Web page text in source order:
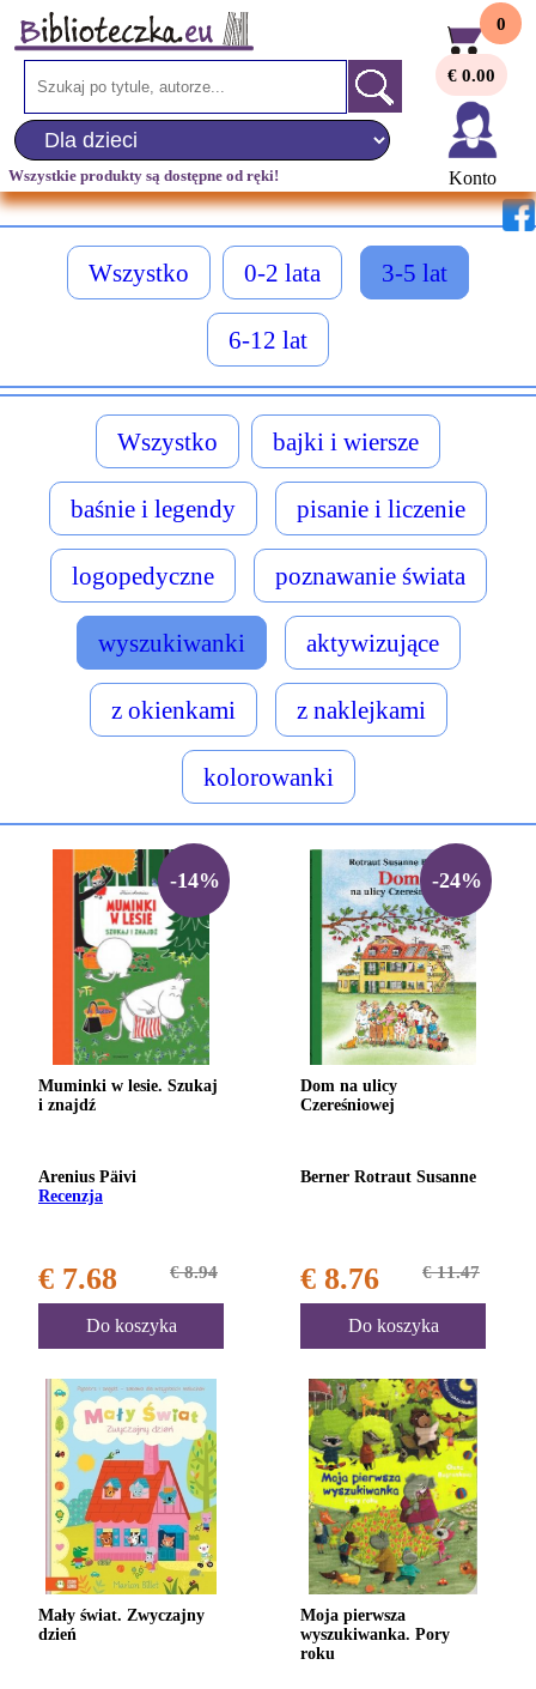
Wszystkie produkty są dostępne od ręki!
0
€ 0.00
Konto
Wszystko 0-2 lata 3-5 lat
6-12 lat
Wszystko bajki i wiersze
baśnie i legendy pisanie i liczenie
logopedyczne poznawanie świata
wyszukiwanki aktywizujące
z okienkami z naklejkami
kolorowanki
Muminki w lesie. Szukaj
i znajdź
Arenius Päivi
Recenzja
€ 7.68 € 8.94
Do koszyka
-14%
Dom na ulicy
Czereśniowej
Berner Rotraut Susanne
€ 8.76 € 11.47
Do koszyka
-24%
Mały świat. Zwyczajny
dzień
Moja pierwsza
wyszukiwanka. Pory
roku